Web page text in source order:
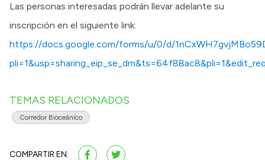
Las personas interesadas podrán llevar adelante su
inscripción en el siguiente link:
https://docs.google.com/forms/u/0/d/
TEMAS RELACIONADOS
Corredor Bioceánico
COMPARTIR EN: